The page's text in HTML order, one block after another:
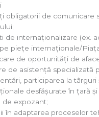
obligatorii de comunicare
de internaționalizare (ex.
piețe internaționale/
de oportunități de
de asistență specializată
participarea la târguri
desfășurate în țară
de expozant;
în adaptarea proceselor